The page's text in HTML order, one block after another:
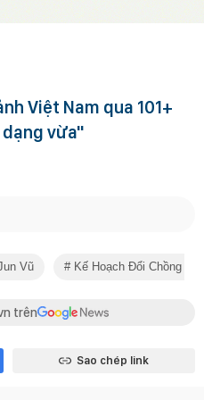
Việt Nam qua 101+
vừa"
Vũ Kế Hoạch Đổi Chồng
trên
Sao chép link